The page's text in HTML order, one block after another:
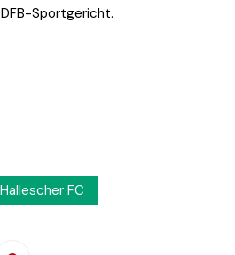
Sportgericht.
Hallescher FC